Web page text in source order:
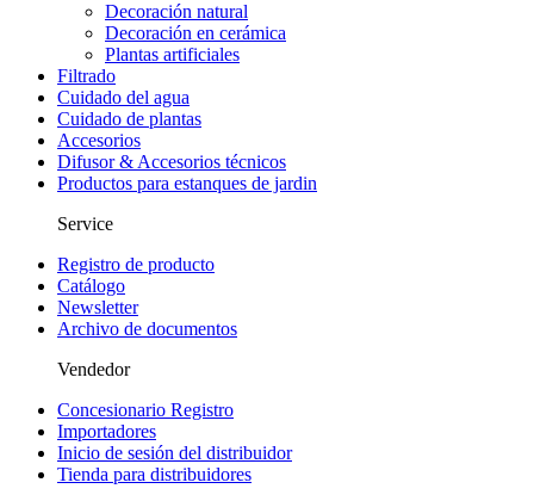
Decoración natural
Decoración en cerámica
Plantas artificiales
Filtrado
Cuidado del agua
Cuidado de plantas
Accesorios
Difusor & Accesorios técnicos
Productos para estanques de jardin
Service
Registro de producto
Catálogo
Newsletter
Archivo de documentos
Vendedor
Concesionario Registro
Importadores
Inicio de sesión del distribuidor
Tienda para distribuidores